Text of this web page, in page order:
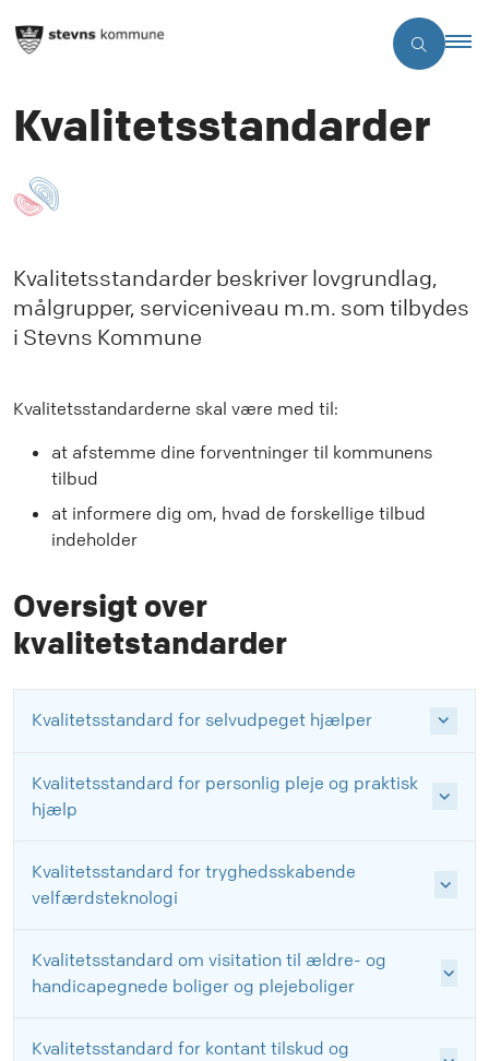
Kvalitetsstandarder
Kvalitetsstandarder beskriver lovgrundlag,
målgrupper, serviceniveau m.m. som tilbydes
i Stevns Kommune
Kvalitetsstandarderne skal være med til:
at afstemme dine forventninger til kommunens
tilbud
at informere dig om, hvad de forskellige tilbud
indeholder
Oversigt over
kvalitetstandarder
Kvalitetsstandard for selvudpeget hjælper
Kvalitetsstandard for personlig pleje og praktisk
hjælp
Kvalitetsstandard for tryghedsskabende
velfærdsteknologi
Kvalitetsstandard om visitation til ældre- og
handicapegnede boliger og plejeboliger
Kvalitetsstandard for kontant tilskud og